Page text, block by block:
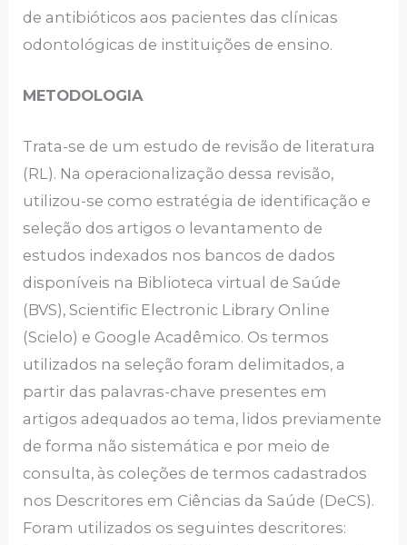
de antibióticos aos pacientes das clínicas
odontológicas de instituições de ensino.
METODOLOGIA
Trata-se de um estudo de revisão de literatura
(RL). Na operacionalização dessa revisão,
utilizou-se como estratégia de identificação e
seleção dos artigos o levantamento de
estudos indexados nos bancos de dados
disponíveis na Biblioteca virtual de Saúde
(BVS), Scientific Electronic Library Online
(Scielo) e Google Acadêmico. Os termos
utilizados na seleção foram delimitados, a
partir das palavras-chave presentes em
artigos adequados ao tema, lidos previamente
de forma não sistemática e por meio de
consulta, às coleções de termos cadastrados
nos Descritores em Ciências da Saúde (DeCS).
Foram utilizados os seguintes descritores: